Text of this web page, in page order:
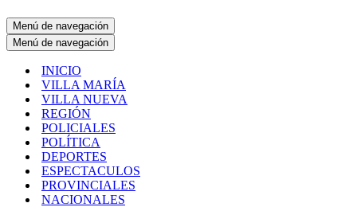
Menú de navegación
Menú de navegación
INICIO
VILLA MARÍA
VILLA NUEVA
REGIÓN
POLICIALES
POLÍTICA
DEPORTES
ESPECTACULOS
PROVINCIALES
NACIONALES